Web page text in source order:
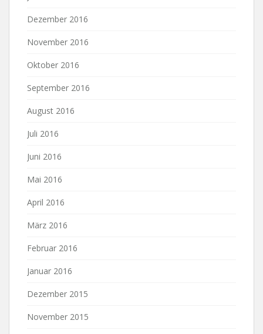
Dezember 2016
November 2016
Oktober 2016
September 2016
August 2016
Juli 2016
Juni 2016
Mai 2016
April 2016
März 2016
Februar 2016
Januar 2016
Dezember 2015
November 2015